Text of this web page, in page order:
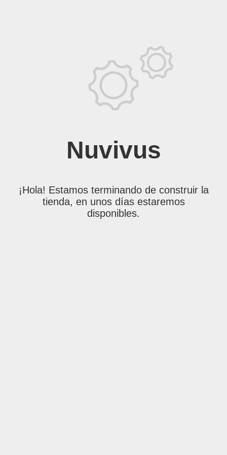
Nuvivus
¡Hola! Estamos terminando de construir la
tienda, en unos días estaremos
disponibles.